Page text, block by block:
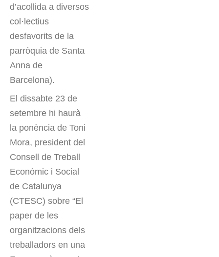
d’acollida a diversos
col·lectius
desfavorits de la
parròquia de Santa
Anna de
Barcelona).
El dissabte 23 de
setembre hi haurà
la ponència de Toni
Mora, president del
Consell de Treball
Econòmic i Social
de Catalunya
(CTESC) sobre “El
paper de les
organitzacions dels
treballadors en una